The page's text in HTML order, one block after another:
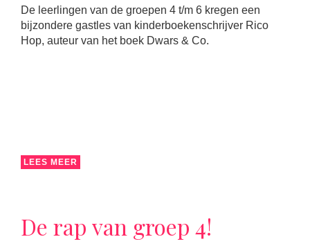
De leerlingen van de groepen 4 t/m 6 kregen een
bijzondere gastles van kinderboekenschrijver Rico
Hop, auteur van het boek Dwars & Co.
LEES MEER
De rap van groep 4!